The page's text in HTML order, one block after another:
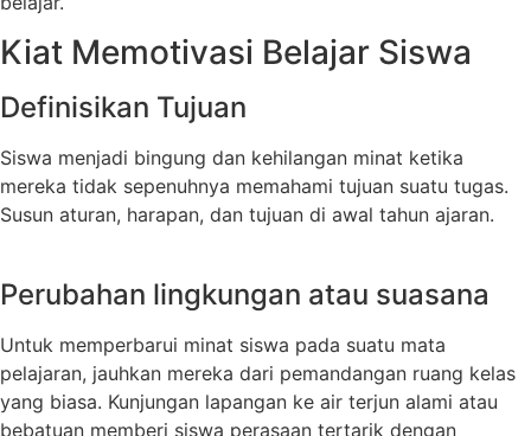
Kiat Memotivasi Belajar Siswa
Definisikan Tujuan
Siswa menjadi bingung dan kehilangan minat ketika
mereka tidak sepenuhnya memahami tujuan suatu tugas.
Susun aturan, harapan, dan tujuan di awal tahun ajaran.
Perubahan lingkungan atau suasana
Untuk memperbarui minat siswa pada suatu mata
pelajaran, jauhkan mereka dari pemandangan ruang kelas
yang biasa. Kunjungan lapangan ke air terjun alami atau
bebatuan memberi siswa perasaan tertarik dengan